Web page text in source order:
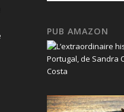
PUB AMAZON